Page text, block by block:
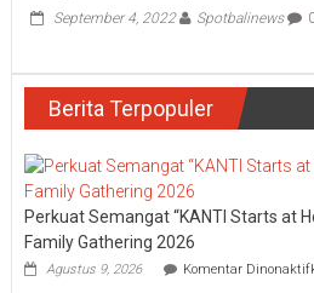
September 4, 2022 Spotbalinews
Berita Terpopuler
Perkuat Semangat “KANTI Starts at
Family Gathering 2026
Agustus 9, 2026 Komentar